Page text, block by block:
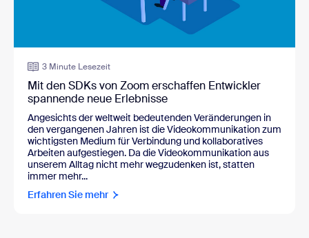
3 Minute Lesezeit
Mit den SDKs von Zoom erschaffen Entwickler
spannende neue Erlebnisse
Angesichts der weltweit bedeutenden Veränderungen in
den vergangenen Jahren ist die Videokommunikation zum
wichtigsten Medium für Verbindung und kollaboratives
Arbeiten aufgestiegen. Da die Videokommunikation aus
unserem Alltag nicht mehr wegzudenken ist, statten
immer mehr...
Erfahren Sie mehr